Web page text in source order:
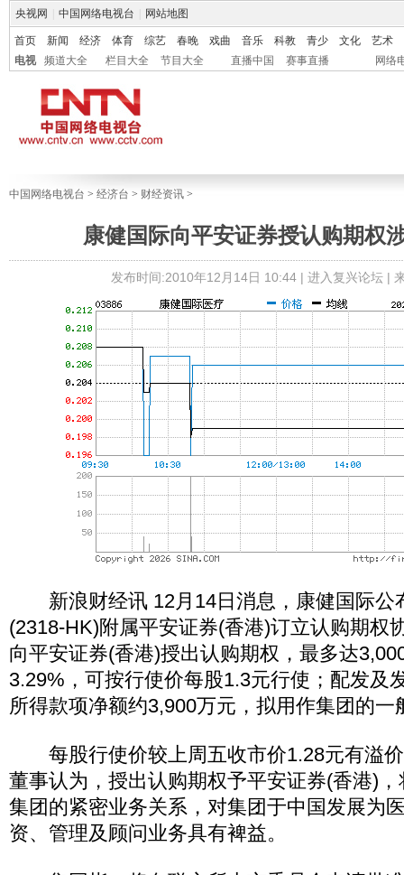
央视网 中国网络电视台 网站地图
首页 新闻 经济 体育 综艺 春晚 戏曲 音乐 科教 青少 文化
艺术
电视
频道大全 栏目大全 节目大全 直播中国 赛事直播 网络
中国网络电视台 > 经济台 > 财经资讯 >
康健国际向平安证券授认购期权
发布时间:2010年12月14日 10:44 | 进入复兴论坛|
新浪财经讯 12月14日消息，康健国际公
(2318-HK)附属平安证券(香港)订立认购期权
向平安证券(香港)授出认购期权，最多达
3.29%，可按行使价每股1.3元行使；配发及
所得款项净额约3,900万元，拟用作集团的一
每股行使价较上周五收市价1.28元有溢价
董事认为，授出认购期权予平安证券(香港)
集团的紧密业务关系，对集团于中国发展为
资、管理及顾问业务具有裨益。